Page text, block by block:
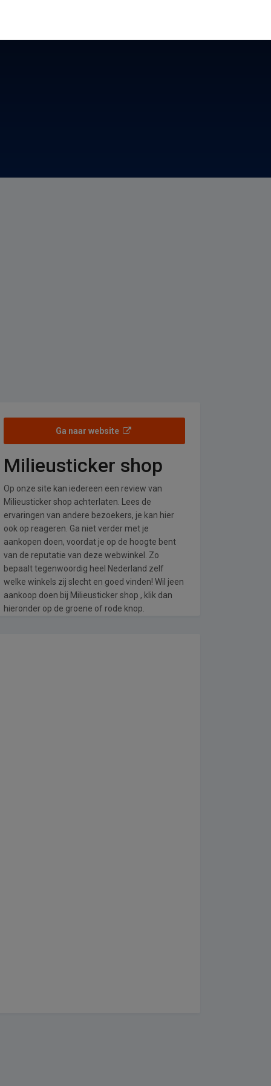
Ga naar website
Milieusticker shop
Op onze site kan iedereen een review van
Milieusticker shop achterlaten. Lees de
ervaringen van andere bezoekers, je kan hier
ook op reageren. Ga niet verder met je
aankopen doen, voordat je op de hoogte bent
van de reputatie van deze webwinkel. Zo
bepaalt tegenwoordig heel Nederland zelf
welke winkels zij slecht en goed vinden! Wil jeen
aankoop doen bij Milieusticker shop , klik dan
hieronder op de groene of rode knop.